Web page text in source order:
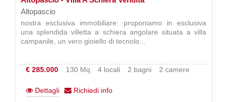
Altopascio
nostra esclusiva immobiliare: proponiamo in esclusiva
una splendida villetta a schiera angolare situata a villa
campanile, un vero gioiello di tecnolo...
€ 285.000 130 Mq 4 locali 2 bagni 2 camere
Dettagli Richiedi info